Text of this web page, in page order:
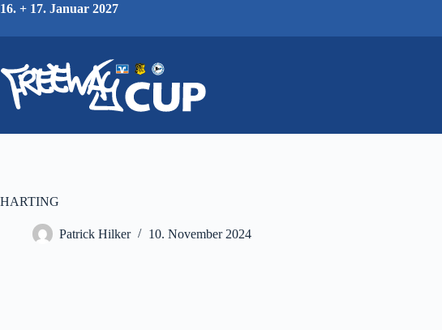
Zum
springen
16. + 17. Januar 2027
HARTING
Patrick Hilker 10. November 2024